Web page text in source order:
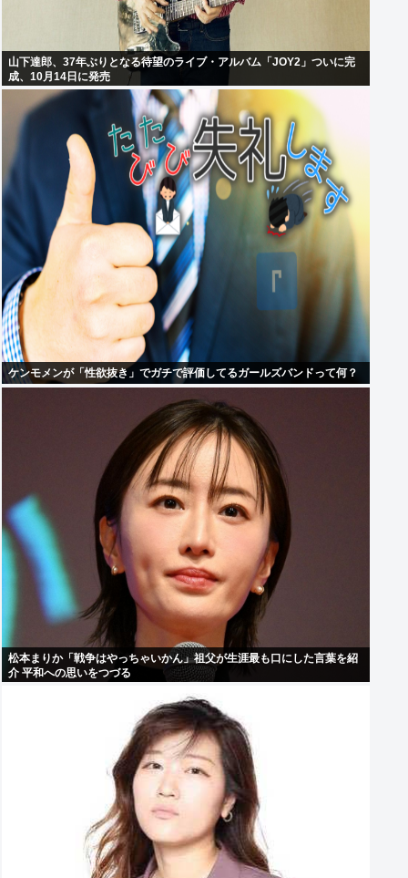
山下達郎、37年ぶりとなる待望のライブ・アルバム「JOY2」ついに完
成、10月14日に発売
ケンモメンが「性欲抜き」でガチで評価してるガールズバンドって何？
松本まりか「戦争はやっちゃいかん」祖父が生涯最も口にした言葉を紹
介 平和への思いをつづる